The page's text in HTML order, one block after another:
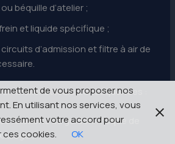
béquille d’atelier ;
et liquide spécifique ;
d’admission et filtre à air de
atelier et leurs conséquences :
fixations du guidon : risque de
;
de vous proposer nos
En utilisant nos services, vous
votre accord pour
cookies.
OK